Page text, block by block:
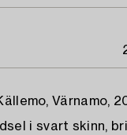
Värnamo,
i svart skinn,